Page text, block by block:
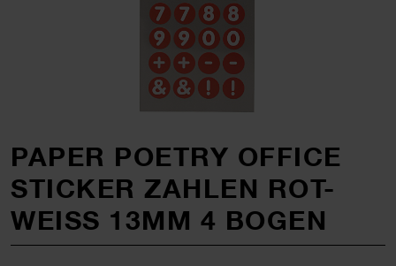
PAPER POETRY OFFICE
STICKER ZAHLEN ROT-
WEISS 13MM 4 BOGEN